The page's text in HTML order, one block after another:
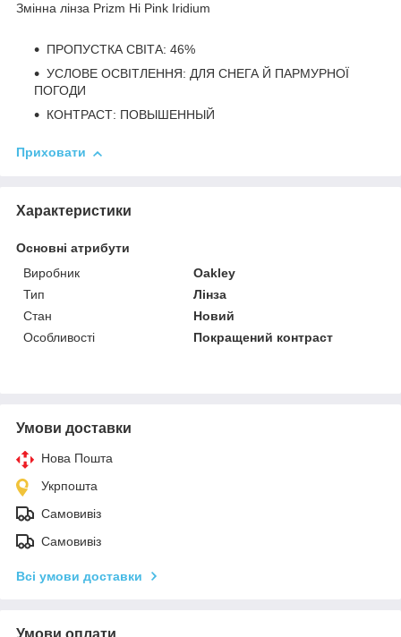
Змінна лінза Prizm Hi Pink Iridium
ПРОПУСТКА СВІТА: 46%
УСЛОВЕ ОСВІТЛЕННЯ: ДЛЯ СНЕГА Й ПАРМУРНОЇ
ПОГОДИ
КОНТРАСТ: ПОВЫШЕННЫЙ
Приховати
Характеристики
Основні атрибути
Виробник
Oakley
Тип
Лінза
Стан
Новий
Особливості
Покращений контраст
Умови доставки
Нова Пошта
Укрпошта
Самовивіз
Самовивіз
Всі умови доставки